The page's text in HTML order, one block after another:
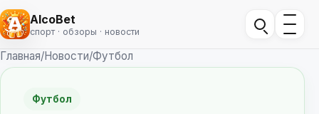
AlcoBet
спорт · обзоры · новости
Главная/Новости/Футбол
Футбол